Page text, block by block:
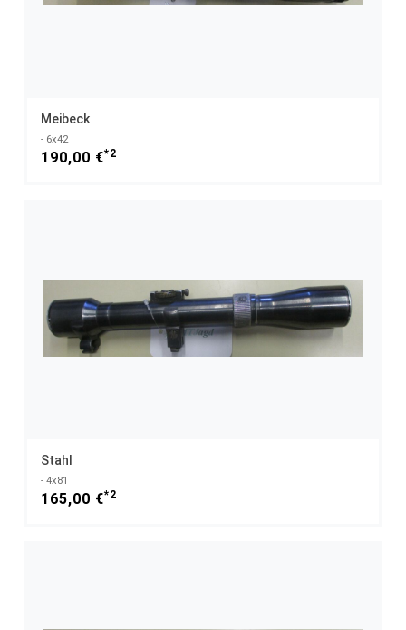
Meibeck
- 6x42
190,00 €*2
Stahl
- 4x81
165,00 €*2